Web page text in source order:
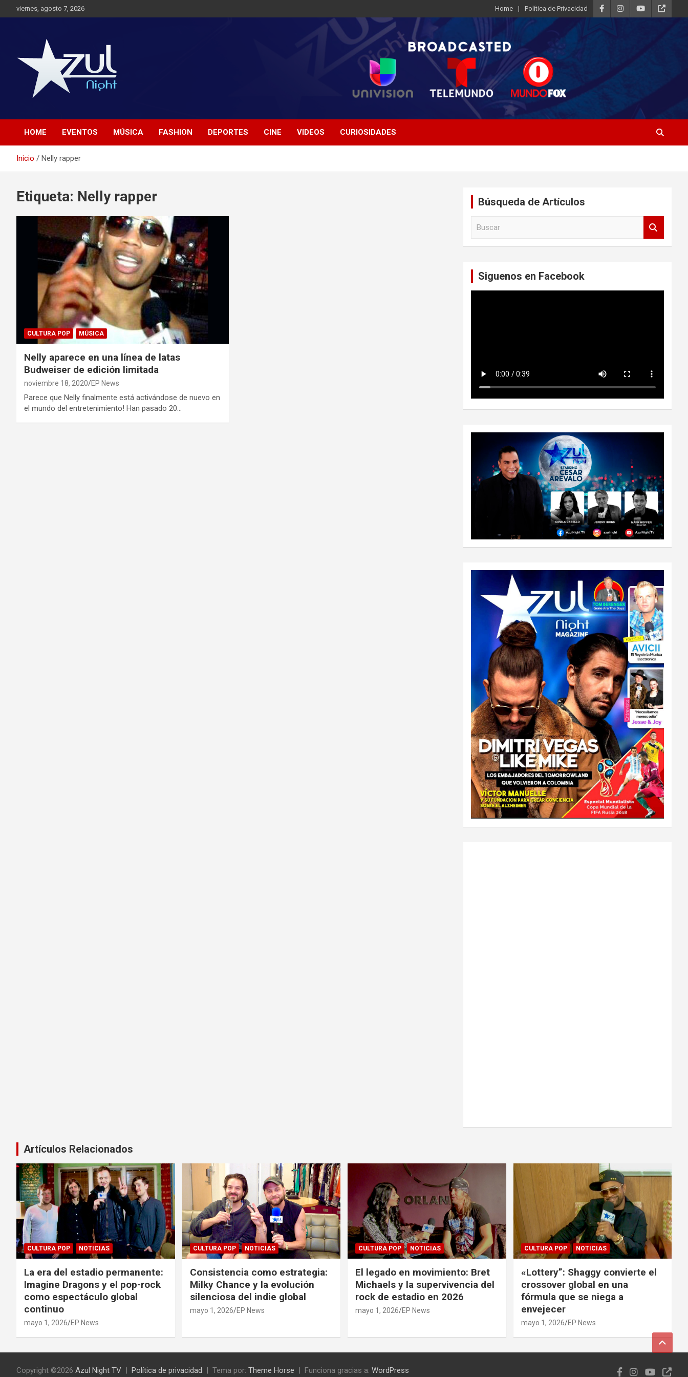
al
viernes, agosto 7, 2026 Home Política de Privacidad
Azul Night TV
HOME EVENTOS MÚSICA FASHION DEPORTES CINE VIDEOS CURIOSIDADES
Inicio Nelly rapper
Etiqueta: Nelly rapper
CULTURA POP MÚSICA
Nelly aparece en una línea de latas
Budweiser de edición limitada
noviembre 18, 2020 EP News
Parece que Nelly finalmente está activándose de nuevo en
el mundo del entretenimiento! Han pasado 20…
Búsqueda de Artículos
Siguenos en Facebook
Artículos Relacionados
CULTURA POP NOTICIAS
La era del estadio permanente:
Imagine Dragons y el pop-rock
como espectáculo global
continuo
mayo 1, 2026 EP News
CULTURA POP NOTICIAS
Consistencia como estrategia:
Milky Chance y la evolución
silenciosa del indie global
mayo 1, 2026 EP News
CULTURA POP NOTICIAS
El legado en movimiento: Bret
Michaels y la supervivencia del
rock de estadio en 2026
mayo 1, 2026 EP News
CULTURA POP NOTICIAS
«Lottery”: Shaggy convierte el
crossover global en una
fórmula que se niega a
envejecer
mayo 1, 2026 EP News
Copyright ©2026 Azul Night TV Política de privacidad Tema por: Theme Horse Funciona gracias a: WordPress